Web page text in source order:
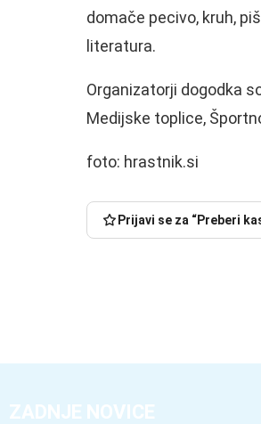
domače pecivo, kruh,
literatura.
Organizatorji dogodka
Medijske toplice,
foto: hrastnik.si
Prijavi se za “Preberi
ZADNJE NOVICE